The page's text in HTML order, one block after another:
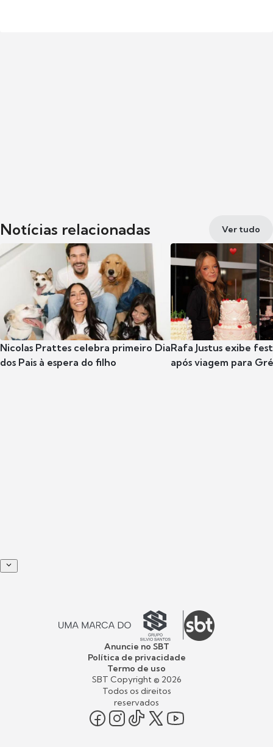
Notícias relacionadas Ver tudo
Nicolas Prattes celebra primeiro Dia
dos Pais à espera do filho
Rafa Justus exibe
após viagem para
Anuncie no SBT
Política de privacidade
Termo de uso
SBT Copyright © 2026
Todos os direitos
reservados